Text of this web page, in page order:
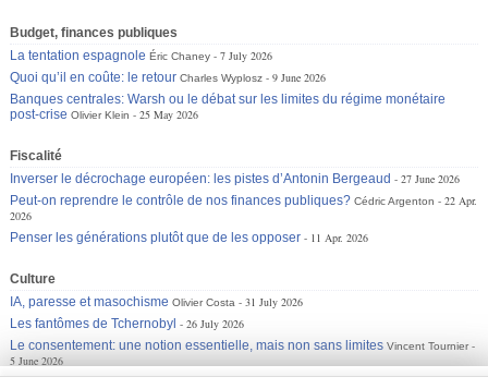
Budget, finances publiques
La tentation espagnole Éric Chaney
7 July 2026
Quoi qu’il en coûte: le retour Charles Wyplosz
9 June 2026
Banques centrales: Warsh ou le débat sur les limites du régime monétaire
post-crise Olivier Klein 25 May 2026
Fiscalité
Inverser le décrochage européen: les pistes d’Antonin Bergeaud
27 June 2026
Peut-on reprendre le contrôle de nos finances publiques? Cédric Argenton
22 Apr.
2026
Penser les générations plutôt que de les opposer
11 Apr. 2026
Culture
IA, paresse et masochisme Olivier Costa
31 July 2026
Les fantômes de Tchernobyl
26 July 2026
Le consentement: une notion essentielle, mais non sans limites Vincent Tournier
5 June 2026